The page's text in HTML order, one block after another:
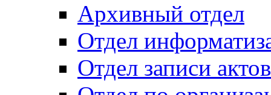
Архивный отдел
Отдел
Отдел записи